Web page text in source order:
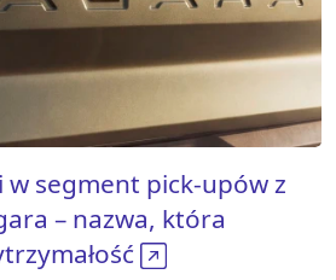
w segment pick-upów z
– nazwa, która